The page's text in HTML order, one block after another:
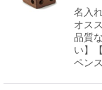
名入
オス
品質
い】
ペン